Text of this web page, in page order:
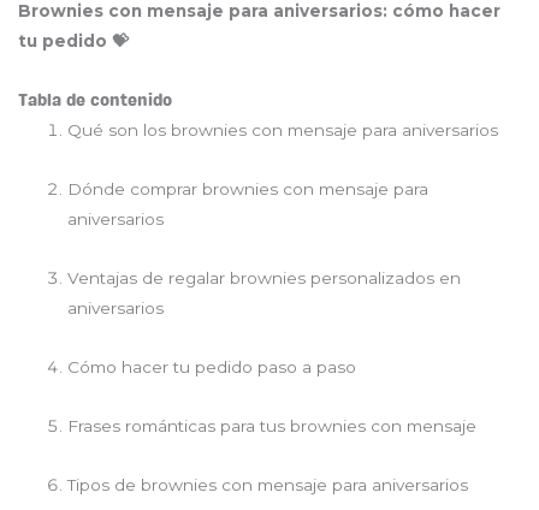
Brownies con mensaje para aniversarios: cómo hacer
tu pedido 💝
Tabla de contenido
Qué son los brownies con mensaje para aniversarios
Dónde comprar brownies con mensaje para
aniversarios
Ventajas de regalar brownies personalizados en
aniversarios
Cómo hacer tu pedido paso a paso
Frases románticas para tus brownies con mensaje
Tipos de brownies con mensaje para aniversarios